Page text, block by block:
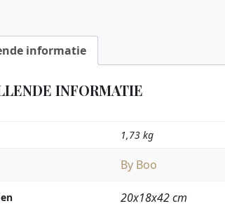
informatie
INFORMATIE
1,73 kg
By Boo
20x18x42 cm